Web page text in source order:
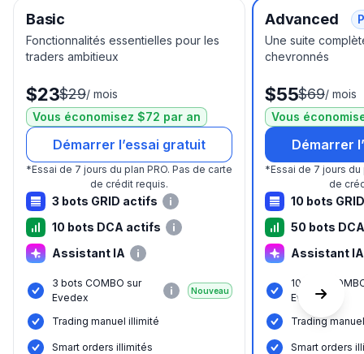
Basic
Fonctionnalités essentielles pour les
traders ambitieux
$23$29/ mois
Vous économisez $72 par an
Démarrer l’essai gratuit
*Essai de 7 jours du plan PRO. Pas de carte
de crédit requis.
3 bots GRID actifs
10 bots DCA actifs
Assistant IA
3 bots COMBO sur
Evedex
Nouveau
Trading manuel illimité
Smart orders illimités
Advanced
Une suite
chevronnés
$55$69/ mois
Vous
Démarrer
*Essai de 7 jours du
de
10 bots
50 bots
Assistant IA
10 bots
Evedex
Trading
Smart orders